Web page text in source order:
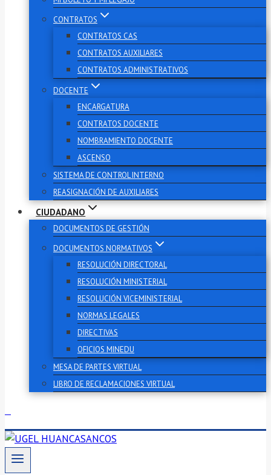
CONTRATOS
CONTRATOS CAS
CONTRATOS AUXILIARES
CONTRATOS ADMINISTRATIVOS
DOCENTE
ENCARGATURA
CONTRATOS DOCENTE
NOMBRAMIENTO DOCENTE
ASCENSO
SISTEMA DE CONTROL INTERNO
REASIGNACIÓN DE AUXILIARES
CIUDADANO
DOCUMENTOS DE GESTIÓN
DOCUMENTOS NORMATIVOS
RESOLUCIÓN DIRECTORAL
RESOLUCIÓN MINISTERIAL
RESOLUCIÓN VICEMINISTERIAL
NORMAS LEGALES
DIRECTIVAS
OFICIOS MINEDU
MESA DE PARTES VIRTUAL
LIBRO DE RECLAMACIONES VIRTUAL